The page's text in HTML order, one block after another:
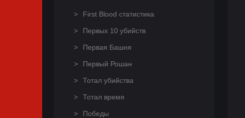
First Blood статистика
Первых 10 убийств
Первая Башня
Первый Рошан
Тотал убийства
Тотал время
Победы